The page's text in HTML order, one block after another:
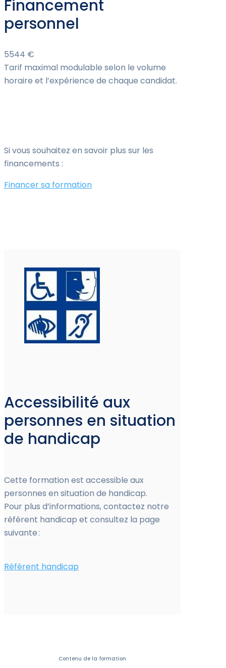
Financement
personnel
5544 €
Tarif maximal modulable selon le volume
horaire et l’expérience de chaque candidat.
Si vous souhaitez en savoir plus sur les
financements :
Financer sa formation
Accessibilité aux
personnes en situation
de handicap
Cette formation est accessible aux
personnes en situation de handicap.
Pour plus d’informations, contactez notre
référent handicap et consultez la page
suivante :
Référent handicap
Contenu de la formation